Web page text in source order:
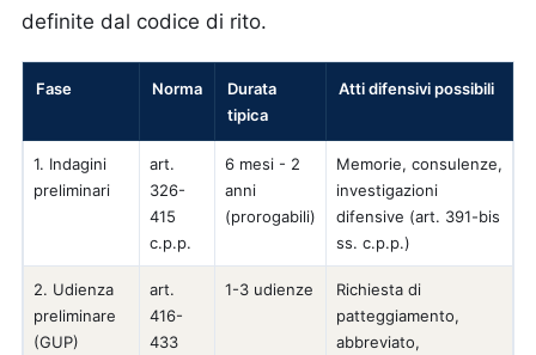
definite dal codice di rito.
Fase Norma
Durata
tipica
Atti difensivi possibili
1. Indagini
preliminari
art.
326-
415
c.p.p.
6 mesi - 2
anni
(prorogabili)
Memorie, consulenze,
investigazioni
difensive (art. 391-bis
ss. c.p.p.)
2. Udienza
preliminare
(GUP)
art.
416-
433
1-3 udienze
Richiesta di
patteggiamento,
abbreviato,